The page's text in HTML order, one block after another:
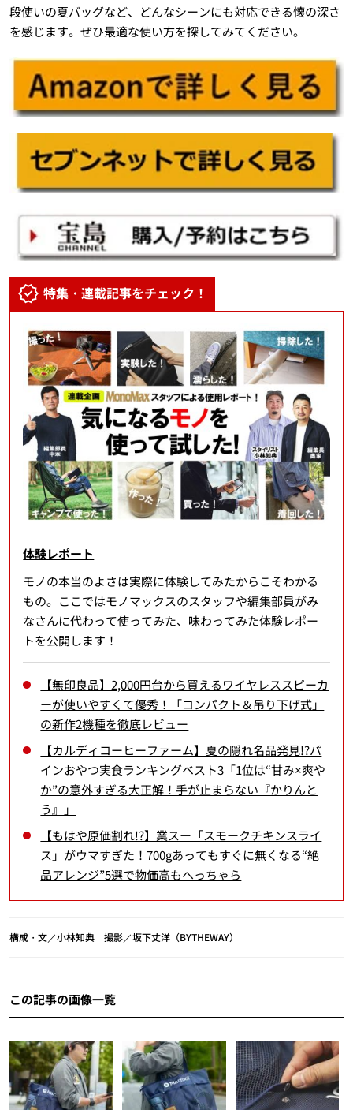
段使いの夏バッグなど、どんなシーンにも対応できる懐の深さ
を感じます。ぜひ最適な使い方を探してみてください。
特集・連載記事をチェック！
体験レポート
モノの本当のよさは実際に体験してみたからこそわかる
もの。ここではモノマックスのスタッフや編集部員がみ
なさんに代わって使ってみた、味わってみた体験レポー
トを公開します！
【無印良品】2,000円台から買えるワイヤレススピーカ
ーが使いやすくて優秀！「コンパクト＆吊り下げ式」
の新作2機種を徹底レビュー
【カルディコーヒーファーム】夏の隠れ名品発見!?パ
インおやつ実食ランキングベスト3「1位は“甘み×爽や
か”の意外すぎる大正解！手が止まらない『かりんと
う』」
【もはや原価割れ!?】業スー「スモークチキンスライ
ス」がウマすぎた！700gあってもすぐに無くなる“絶
品アレンジ”5選で物価高もへっちゃら
構成・文／小林知典 撮影／坂下丈洋（BYTHEWAY）
この記事の画像一覧